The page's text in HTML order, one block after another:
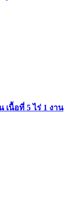
นื้อที่ 5 ไร่ 1 งาน